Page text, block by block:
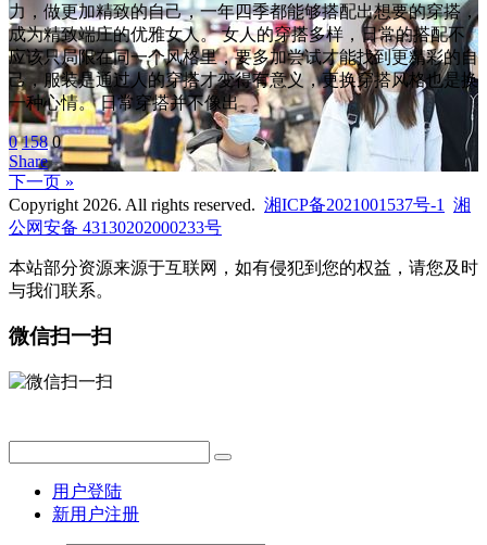
力，做更加精致的自己，一年四季都能够搭配出想要的穿搭，
成为精致端庄的优雅女人。 女人的穿搭多样，日常的搭配不
应该只局限在同一个风格里，要多加尝试才能找到更精彩的自
己，服装是通过人的穿搭才变得有意义，更换穿搭风格也是换
一种心情。 日常穿搭并不像出
0 158 0
Share
下一页 »
Copyright 2026. All rights reserved. 湘ICP备2021001537号-1
湘
公网安备 43130202000233号
本站部分资源来源于互联网，如有侵犯到您的权益，请您及时
与我们联系。
微信扫一扫
用户登陆
新用户注册